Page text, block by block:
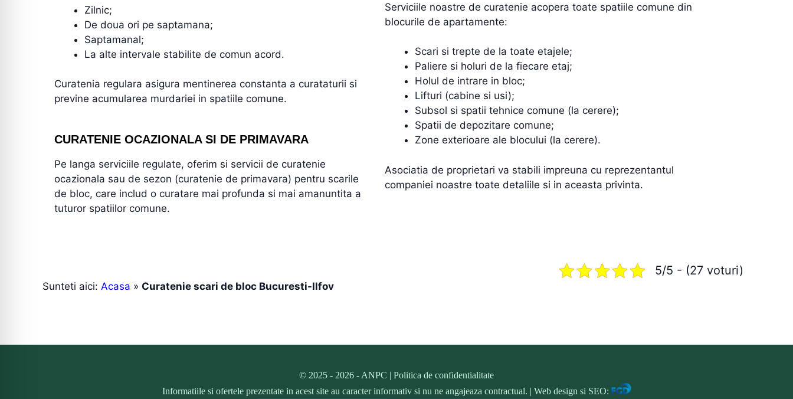
Zilnic;
De doua ori pe saptamana;
Saptamanal;
La alte intervale stabilite de comun acord.
Curatenia regulara asigura mentinerea constanta a curataturii si
previne acumularea murdariei in spatiile comune.
CURATENIE OCAZIONALA SI DE PRIMAVARA
Pe langa serviciile regulate, oferim si servicii de curatenie
ocazionala sau de sezon (curatenie de primavara) pentru scarile
de bloc, care includ o curatare mai profunda si mai amanuntita a
tuturor spatiilor comune.
Serviciile noastre de curatenie acopera toate spatiile comune din
blocurile de apartamente:
Scari si trepte de la toate etajele;
Paliere si holuri de la fiecare etaj;
Holul de intrare in bloc;
Lifturi (cabine si usi);
Subsol si spatii tehnice comune (la cerere);
Spatii de depozitare comune;
Zone exterioare ale blocului (la cerere).
Asociatia de proprietari va stabili impreuna cu reprezentantul
companiei noastre toate detaliile si in aceasta privinta.
5/5 - (27 voturi)
Sunteti aici: Acasa » Curatenie scari de bloc Bucuresti-Ilfov
© 2025 - 2026 - ANPC | Politica de confidentialitate
Informatiile si ofertele prezentate in acest site au caracter informativ si nu ne angajeaza contractual. | Web design si SEO: